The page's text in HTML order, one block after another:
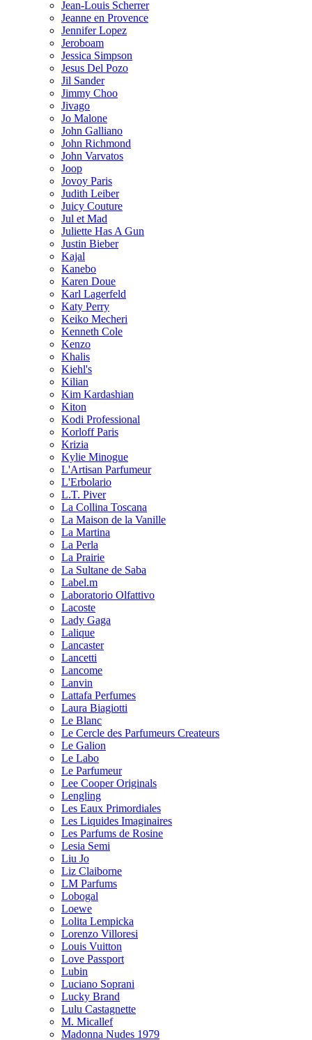
Jean-Louis Scherrer
Jeanne en Provence
Jennifer Lopez
Jeroboam
Jessica Simpson
Jesus Del Pozo
Jil Sander
Jimmy Choo
Jivago
Jo Malone
John Galliano
John Richmond
John Varvatos
Joop
Jovoy Paris
Judith Leiber
Juicy Couture
Jul et Mad
Juliette Has A Gun
Justin Bieber
Kajal
Kanebo
Karen Doue
Karl Lagerfeld
Katy Perry
Keiko Mecheri
Kenneth Cole
Kenzo
Khalis
Kiehl's
Kilian
Kim Kardashian
Kiton
Kodi Professional
Korloff Paris
Krizia
Kylie Minogue
L'Artisan Parfumeur
L'Erbolario
L.T. Piver
La Collina Toscana
La Maison de la Vanille
La Martina
La Perla
La Prairie
La Sultane de Saba
Label.m
Laboratorio Olfattivo
Lacoste
Lady Gaga
Lalique
Lancaster
Lancetti
Lancome
Lanvin
Lattafa Perfumes
Laura Biagiotti
Le Blanc
Le Cercle des Parfumeurs Createurs
Le Galion
Le Labo
Le Parfumeur
Lee Cooper Originals
Lengling
Les Eaux Primordiales
Les Liquides Imaginaires
Les Parfums de Rosine
Lesia Semi
Liu Jo
Liz Claiborne
LM Parfums
Lobogal
Loewe
Lolita Lempicka
Lorenzo Villoresi
Louis Vuitton
Love Passport
Lubin
Luciano Soprani
Lucky Brand
Lulu Castagnette
M. Micallef
Madonna Nudes 1979